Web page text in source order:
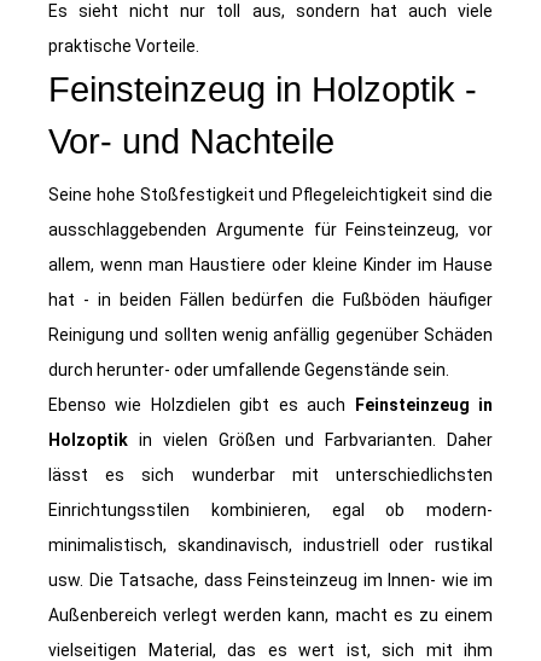
Es sieht nicht nur toll aus, sondern hat auch viele
praktische Vorteile.
Feinsteinzeug in Holzoptik -
Vor- und Nachteile
Seine hohe Stoßfestigkeit und Pflegeleichtigkeit sind die
ausschlaggebenden Argumente für Feinsteinzeug, vor
allem, wenn man Haustiere oder kleine Kinder im Hause
hat - in beiden Fällen bedürfen die Fußböden häufiger
Reinigung und sollten wenig anfällig gegenüber Schäden
durch herunter- oder umfallende Gegenstände sein.
Ebenso wie Holzdielen gibt es auch
Feinsteinzeug in
Holzoptik in vielen Größen und Farbvarianten. Daher
lässt es sich wunderbar mit unterschiedlichsten
Einrichtungsstilen kombinieren, egal ob modern-
minimalistisch, skandinavisch, industriell oder rustikal
usw. Die Tatsache, dass Feinsteinzeug im Innen- wie im
Außenbereich verlegt werden kann, macht es zu einem
vielseitigen Material, das es wert ist, sich mit ihm